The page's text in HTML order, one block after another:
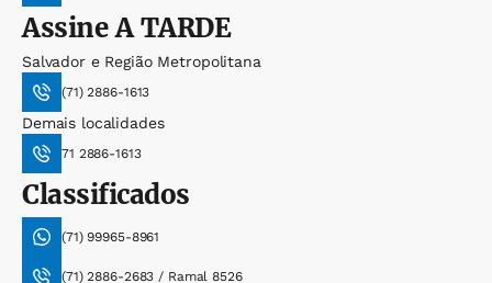
AssineA TARDE
Salvador e Região Metropolitana
(71) 2886-1613
Demais localidades
71 2886-1613
Classificados
(71) 99965-8961
(71) 2886-2683 / Ramal 8526